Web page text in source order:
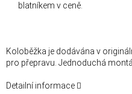
blatníkem v ceně.
Koloběžka je dodávána v
pro přepravu. Jednoduchá
Detailní informace